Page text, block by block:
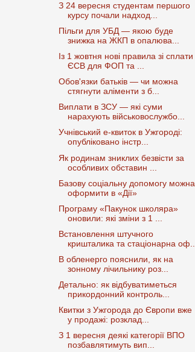
З 24 вересня студентам першого
курсу почали надход...
Пільги для УБД — якою буде
знижка на ЖКП в опалюва...
Із 1 жовтня нові правила зі сплати
ЄСВ для ФОП та ...
Обов'язки батьків — чи можна
стягнути аліменти з б...
Виплати в ЗСУ — які суми
нарахують військовослужбо...
Учнівський е-квиток в Ужгороді:
опубліковано інстр...
Як родинам зниклих безвісти за
особливих обставин ...
Базову соціальну допомогу можна
оформити в «Дії»
Програму «Пакунок школяра»
оновили: які зміни з 1 ...
Встановлення штучного
кришталика та стаціонарна оф...
В обленерго пояснили, як на
зонному лічильнику роз...
Детально: як відбуватиметься
прикордонний контроль...
Квитки з Ужгорода до Європи вже
у продажі: розклад...
З 1 вересня деякі категорії ВПО
позбавлятимуть вип...